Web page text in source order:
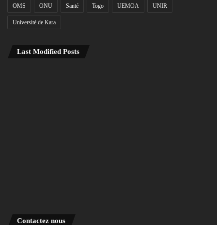
OMS ONU Santé Togo UEMOA UNIR
Université de Kara
Last Modified Posts
Contactez nous